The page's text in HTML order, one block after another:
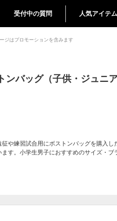
受付中の質問 人気アイテム
ジはプロモーションを含みます
ンバッグ（子供・ジュニ
や練習試合用にボストンバッグを購入し
す。小学生男子におすすめのサイズ・ブ